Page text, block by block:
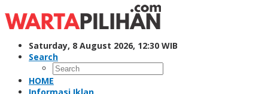
to
content
Saturday, 8 August 2026, 12:30 WIB
Search
HOME